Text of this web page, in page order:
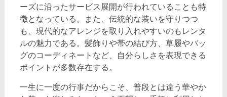
ーズに沿ったサービス展開が行われていることも特
徴となっている。また、伝統的な装いを守りつつ
も、現代的なアレンジを取り入れやすいのもレンタ
ルの魅力である。髪飾りや帯の結び方、草履やバッ
グのコーディネートなど、自分らしさを表現できる
ポイントが多数存在する。
一生に一度の行事だからこそ、普段とは違う華やか